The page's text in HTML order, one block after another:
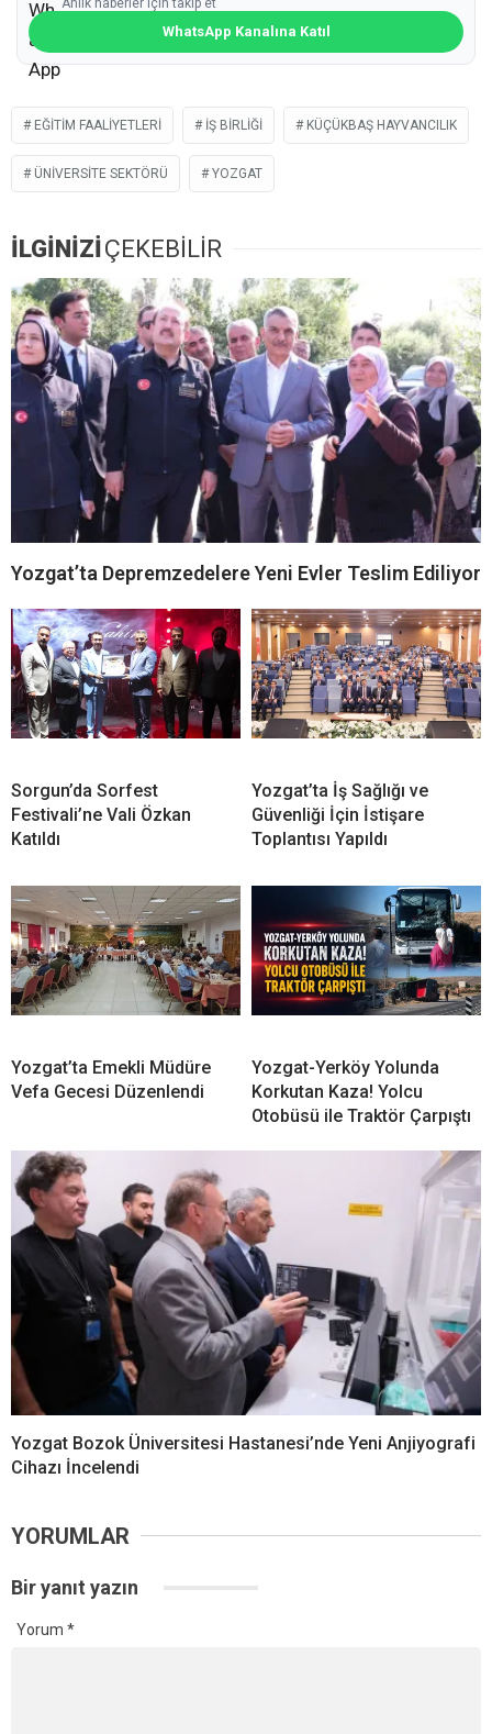
Anlık haberler için takip et
WhatsApp Kanalına Katıl
EĞITIM FAALIYETLERI İŞ BIRLIĞI KÜÇÜKBAŞ HAYVANCILIK
ÜNIVERSITE SEKTÖRÜ YOZGAT
İLGİNİZİÇEKEBİLİR
Yozgat’ta Depremzedelere Yeni Evler Teslim Ediliyor
Sorgun’da Sorfest
Festivali’ne Vali Özkan
Katıldı
Yozgat’ta İş Sağlığı ve
Güvenliği İçin İstişare
Toplantısı Yapıldı
Yozgat’ta Emekli Müdüre
Vefa Gecesi Düzenlendi
Yozgat-Yerköy Yolunda
Korkutan Kaza! Yolcu
Otobüsü ile Traktör Çarpıştı
Yozgat Bozok Üniversitesi Hastanesi’nde Yeni Anjiyografi
Cihazı İncelendi
YORUMLAR
Bir yanıt yazın
Yorum *